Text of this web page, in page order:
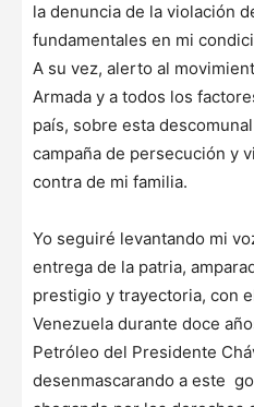
la denuncia de la violación
fundamentales en mi
A su vez, alerto al
Armada y a todos los
país, sobre esta
campaña de persecución y
contra de mi familia.
Yo seguiré levantando mi
entrega de la patria,
prestigio y trayectoria, con
Venezuela durante doce
Petróleo del Presidente
desenmascarando a este